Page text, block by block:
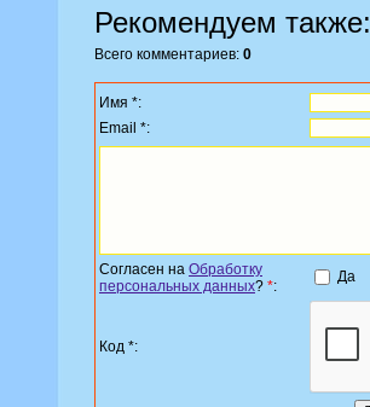
Рекомендуем также:
Всего комментариев: 0
Имя *:
Email *:
Согласен на Обработку
персональных данных? *:
Да
Код *: